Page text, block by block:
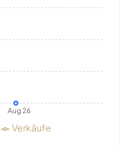
Aug 26
Verkäufe